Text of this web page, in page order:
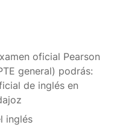
oficial Pearson
general) podrás:
de inglés en
inglés